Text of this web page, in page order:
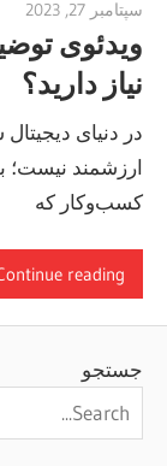
سپتامبر 27, 2023
ویدئوی
نیاز دارید؟
در دنیای
ارزشمند نیست؛
کسب‌وکار که
reading
جستجو